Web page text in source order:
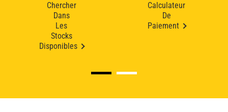
Chercher
Dans
Les
Stocks
Disponibles
Calculateur
De
Paiement